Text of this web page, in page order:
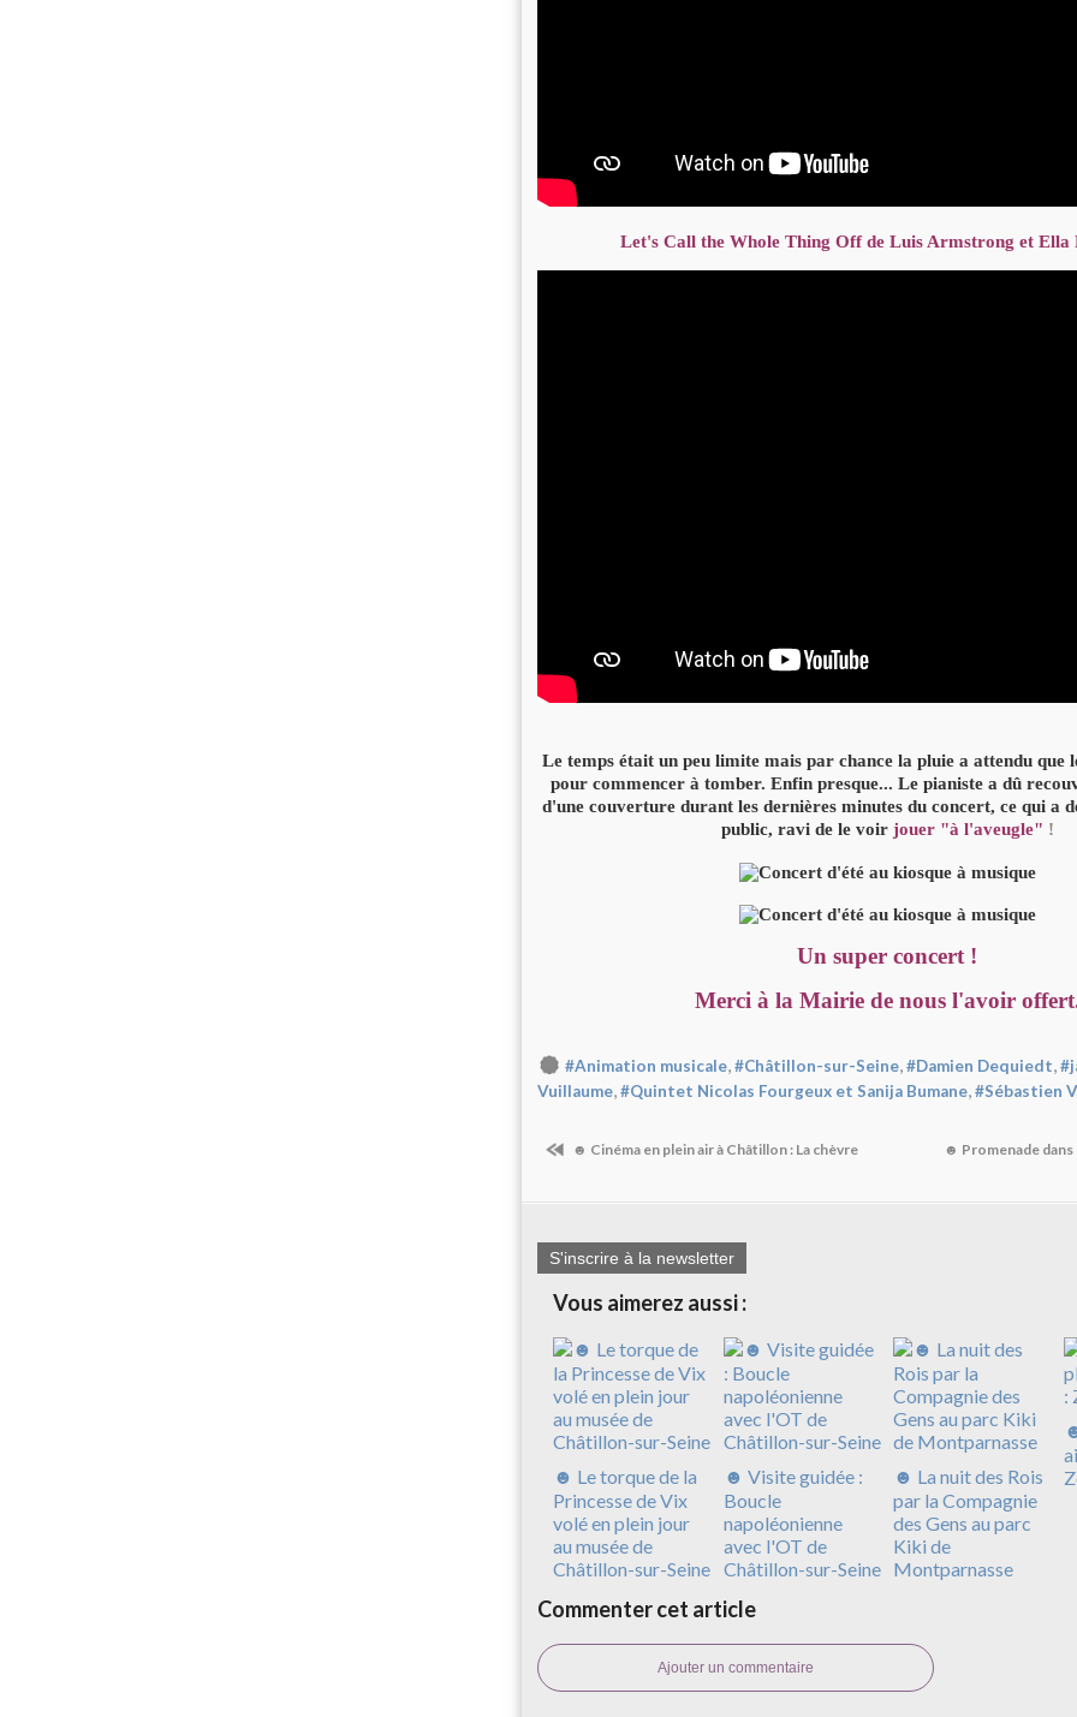
Let's Call the Whole Thing Off de Luis Armstrong et Ella
Le temps était un peu limite mais par chance la pluie a attendu que
pour commencer à tomber. Enfin presque... Le pianiste a dû
d'une couverture durant les dernières minutes du concert, ce qui a
public, ravi de le voir jouer "à l'aveugle" !
Un super concert !
Merci à la Mairie de nous l'avoir
#Animation musicale #Châtillon-sur-Seine #Damien Dequiedt
Vuillaume,#Quintet Nicolas Fourgeux et Sanija Bumane,#Sébastien
☻ Cinéma en plein air à Châtillon : La chèvre ☻ Promenade
S'inscrire à la newsletter
Vous aimerez aussi :
☻ Le torque de la
Princesse de Vix
volé en plein jour
au musée de
Châtillon-sur-Seine
☻ Visite guidée :
Boucle
napoléonienne
avec l'OT de
Châtillon-sur-Seine
☻ La nuit des Rois
par la Compagnie
des Gens au parc
Kiki de
Montparnasse
Commenter cet article
Ajouter un commentaire